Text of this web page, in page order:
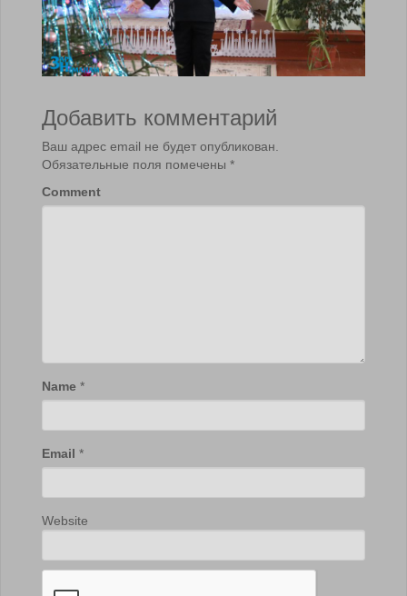
Добавить комментарий
Ваш адрес email не будет опубликован.
Обязательные поля помечены *
Comment
Name *
Email *
Website